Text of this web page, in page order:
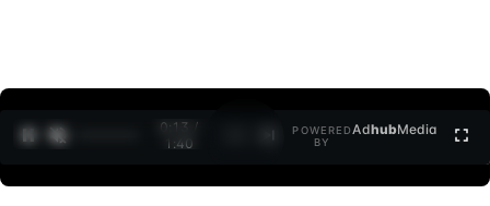
0:14 /
1:40
POWERED
BY
AdhubMedia